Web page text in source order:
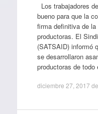
Los trabajadores
bueno para que la
firma definitiva de
productoras. El
(SATSAID) informó
se desarrollaron
productoras de
diciembre 27, 2017 de